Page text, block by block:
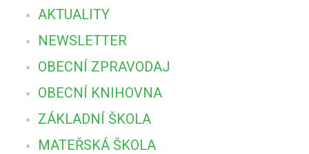
AKTUALITY
NEWSLETTER
OBECNÍ ZPRAVODAJ
OBECNÍ KNIHOVNA
ZÁKLADNÍ ŠKOLA
MATEŘSKÁ ŠKOLA